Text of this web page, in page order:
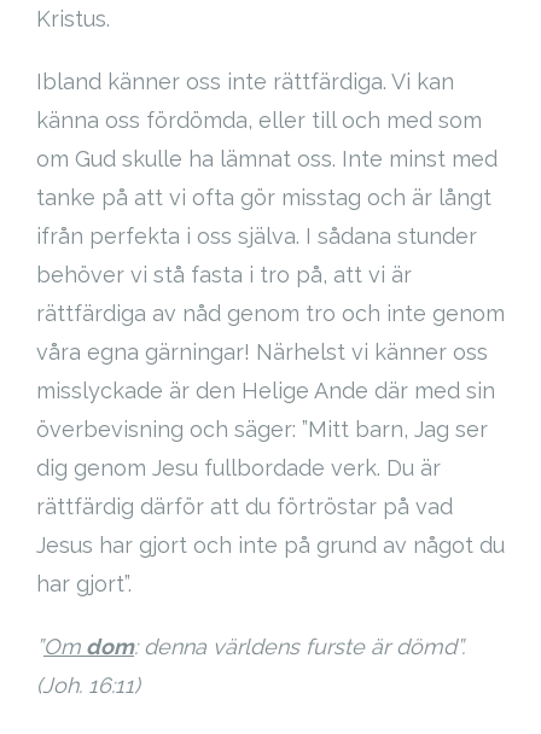
Kristus.
Ibland känner oss inte rättfärdiga. Vi kan
känna oss fördömda, eller till och med som
om Gud skulle ha lämnat oss. Inte minst med
tanke på att vi ofta gör misstag och är långt
ifrån perfekta i oss själva. I sådana stunder
behöver vi stå fasta i tro på, att vi är
rättfärdiga av nåd genom tro och inte genom
våra egna gärningar! Närhelst vi känner oss
misslyckade är den Helige Ande där med sin
överbevisning och säger: ”Mitt barn, Jag ser
dig genom Jesu fullbordade verk. Du är
rättfärdig därför att du förtröstar på vad
Jesus har gjort och inte på grund av något du
har gjort”.
”Om dom: denna världens furste är dömd”.
(Joh. 16:11)